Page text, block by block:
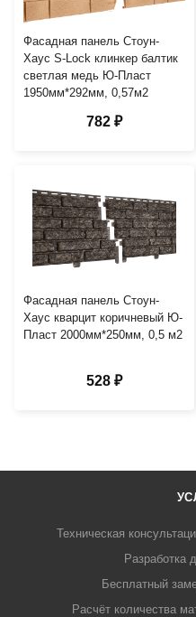
Фасадная панель Стоун-
Хаус S-Lock клинкер балтик
светлая медь Ю-Пласт
1950мм*292мм, 0,57м2
782 ₽
Фасадная панель Стоун-
Хаус кварцит коричневый Ю-
Пласт 2000мм*250мм, 0,5 м2
528 ₽
Техническая
Разработка
Бесплатный
Расчёт количества